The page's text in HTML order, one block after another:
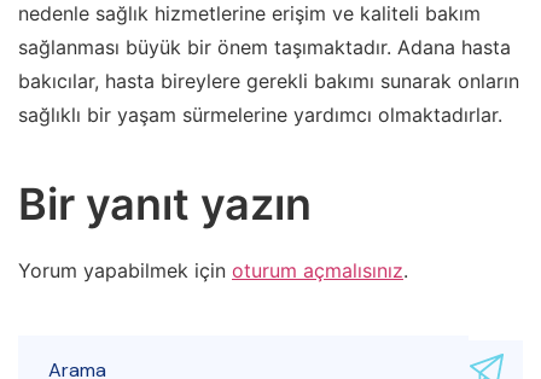
nedenle sağlık hizmetlerine erişim ve kaliteli bakım
sağlanması büyük bir önem taşımaktadır. Adana hasta
bakıcılar, hasta bireylere gerekli bakımı sunarak onların
sağlıklı bir yaşam sürmelerine yardımcı olmaktadırlar.
Bir yanıt yazın
Yorum yapabilmek için oturum açmalısınız.